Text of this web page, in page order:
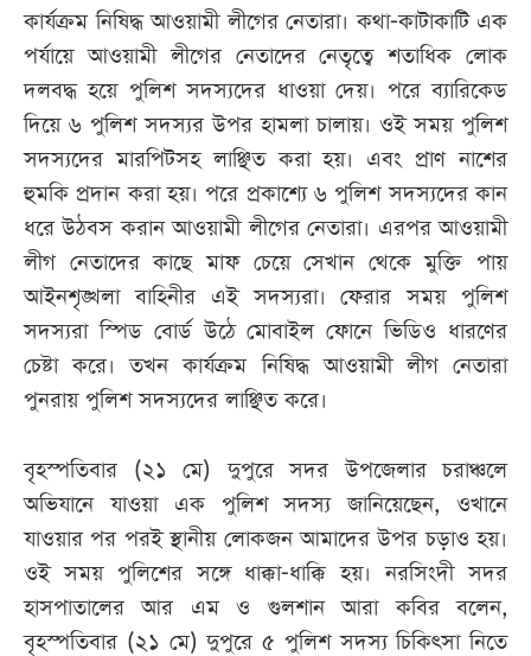
কার্যক্রম নিষিদ্ধ আওয়ামী লীগের নেতারা। কথা-কাটাকাটি এক
পর্যায়ে আওয়ামী লীগের নেতাদের নেতৃত্বে শতাধিক লোক
দলবদ্ধ হয়ে পুলিশ সদস্যদের ধাওয়া দেয়। পরে ব্যারিকেড
দিয়ে ৬ পুলিশ সদস্যর উপর হামলা চালায়। ওই সময় পুলিশ
সদস্যদের মারপিটসহ লাঞ্ছিত করা হয়। এবং প্রাণ নাশের
হুমকি প্রদান করা হয়। পরে প্রকাশ্যে ৬ পুলিশ সদস্যদের কান
ধরে উঠবস করান আওয়ামী লীগের নেতারা। এরপর আওয়ামী
লীগ নেতাদের কাছে মাফ চেয়ে সেখান থেকে মুক্তি পায়
আইনশৃঙ্খলা বাহিনীর এই সদস্যরা। ফেরার সময় পুলিশ
সদস্যরা স্পিড বোর্ড উঠে মোবাইল ফোনে ভিডিও ধারণের
চেষ্টা করে। তখন কার্যক্রম নিষিদ্ধ আওয়ামী লীগ নেতারা
পুনরায় পুলিশ সদস্যদের লাঞ্ছিত করে।
বৃহস্পতিবার (২১ মে) দুপুরে সদর উপজেলার চরাঞ্চলে
অভিযানে যাওয়া এক পুলিশ সদস্য জানিয়েছেন, ওখানে
যাওয়ার পর পরই স্থানীয় লোকজন আমাদের উপর চড়াও হয়।
ওই সময় পুলিশের সঙ্গে ধাক্কা-ধাক্কি হয়। নরসিংদী সদর
হাসপাতালের আর এম ও গুলশান আরা কবির বলেন,
বৃহস্পতিবার (২১ মে) দুপুরে ৫ পুলিশ সদস্য চিকিৎসা নিতে